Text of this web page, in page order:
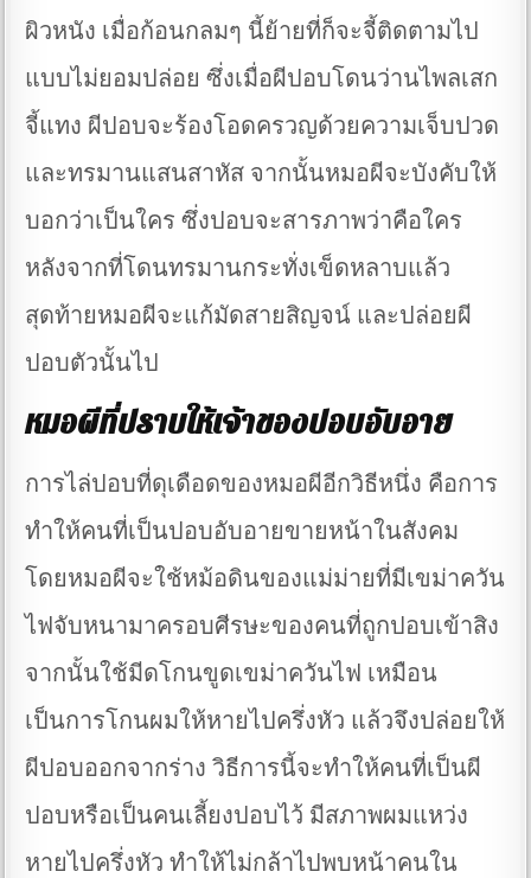
ผิวหนัง เมื่อก้อนกลมๆ นี้ย้ายที่ก็จะจี้ติดตามไป
แบบไม่ยอมปล่อย ซึ่งเมื่อผีปอบโดนว่านไพลเสก
จี้แทง ผีปอบจะร้องโอดครวญด้วยความเจ็บปวด
และทรมานแสนสาหัส จากนั้นหมอผีจะบังคับให้
บอกว่าเป็นใคร ซึ่งปอบจะสารภาพว่าคือใคร
หลังจากที่โดนทรมานกระทั่งเข็ดหลาบแล้ว
สุดท้ายหมอผีจะแก้มัดสายสิญจน์ และปล่อยผี
ปอบตัวนั้นไป
หมอผีที่ปราบให้เจ้าของปอบอับอาย
การไล่ปอบที่ดุเดือดของหมอผีอีกวิธีหนึ่ง คือการ
ทำให้คนที่เป็นปอบอับอายขายหน้าในสังคม
โดยหมอผีจะใช้หม้อดินของแม่ม่ายที่มีเขม่าควัน
ไฟจับหนามาครอบศีรษะของคนที่ถูกปอบเข้าสิง
จากนั้นใช้มีดโกนขูดเขม่าควันไฟ เหมือน
เป็นการโกนผมให้หายไปครึ่งหัว แล้วจึงปล่อยให้
ผีปอบออกจากร่าง วิธีการนี้จะทำให้คนที่เป็นผี
ปอบหรือเป็นคนเลี้ยงปอบไว้ มีสภาพผมแหว่ง
หายไปครึ่งหัว ทำให้ไม่กล้าไปพบหน้าคนใน